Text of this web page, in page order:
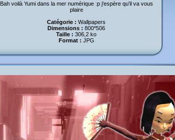
Bah voilà Yumi dans la mer numérique :p j'espère qu'il va vous
plaire
Catégorie : Wallpapers
Dimensions : 800*506
Taille : 306,2 ko
Format : JPG